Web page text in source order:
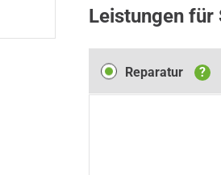
Leistungen für
Reparatur
Reparatur ?